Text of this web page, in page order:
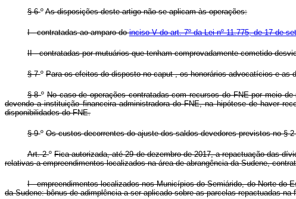
§ 6ºAs disposições deste artigo não se aplicam às operações:
I - contratadas ao amparo doinciso V do art. 7º da Lei nº 11.775, de 17 de
II - contratadas por mutuários que tenham comprovadamente cometido
§ 7ºPara os efeitos do disposto nocaput, os honorários advocatícios e as
§ 8º No caso de operações contratadas com recursos do FNE por meio
devendo a instituição financeira administradora do FNE, na hipótese de haver
disponibilidades do FNE.
§ 9ºOs custos decorrentes do ajuste dos saldos devedores previstos no § 2
Art. 2ºFica autorizada, até 29 de dezembro de 2017, a repactuação das
relativas a empreendimentos localizados na área de abrangência da Sudene,
I - empreendimentos localizados nos Municípios do Semiárido, do Norte do
da Sudene: bônus de adimplência a ser aplicado sobre as parcelas repactuadas na